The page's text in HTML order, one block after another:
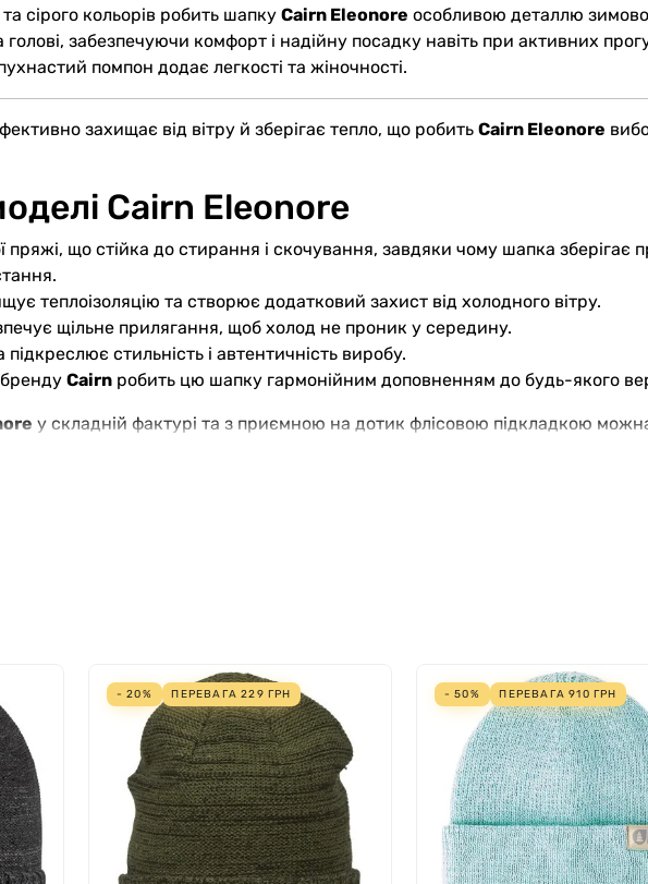
сірого кольорів робить шапку Cairn Eleonore особливою деталлю
голові, забезпечуючи комфорт і надійну посадку навіть при активних
помпон додає легкості та жіночності.
захищає від вітру й зберігає тепло, що робить Cairn Eleonore
Cairn Eleonore
пряжі, що стійка до стирання і скочування, завдяки чому шапка зберігає
теплоізоляцію та створює додатковий захист від холодного вітру.
щільне прилягання, щоб холод не проник у середину.
стильність і автентичність виробу.
Cairn робить цю шапку гармонійним доповненням до будь-якого
у складній фактурі та з приємною на дотик флісовою підкладкою
- 20% ПЕРЕВАГА229 ГРН - 50% ПЕРЕВАГА910 ГРН